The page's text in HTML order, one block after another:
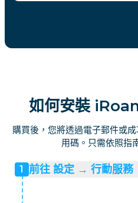
如何安裝
購買後，您將透過電子郵件或
用碼。只需依照指
1 前往 設定 → 行動服務